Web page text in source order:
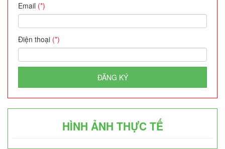
Email (*)
Điện thoại (*)
ĐĂNG KÝ
HÌNH ẢNH THỰC TẾ